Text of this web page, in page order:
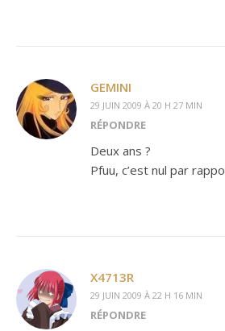
GEMINI
29 JUIN 2009 À 20 H 27 MIN
RÉPONDRE
Deux ans ?
Pfuu, c’est nul par
X4713R
29 JUIN 2009 À 22 H 16 MIN
RÉPONDRE